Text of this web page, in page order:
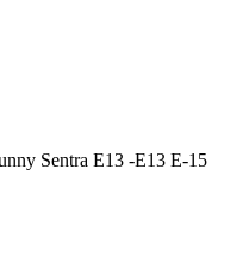
Sentra E13 -E13 E-15